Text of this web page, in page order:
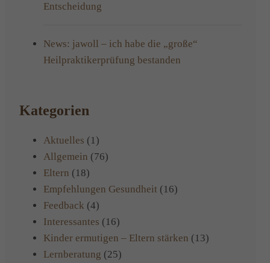
Entscheidung
News: jawoll – ich habe die „große“
Heilpraktikerprüfung bestanden
Kategorien
Aktuelles (1)
Allgemein (76)
Eltern (18)
Empfehlungen Gesundheit (16)
Feedback (4)
Interessantes (16)
Kinder ermutigen – Eltern stärken (13)
Lernberatung (25)